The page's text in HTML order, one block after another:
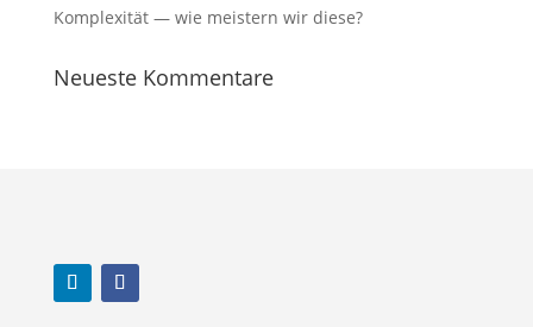
Kom­ple­xi­tät — wie meis­tern wir diese?
Neu­es­te Kommentare